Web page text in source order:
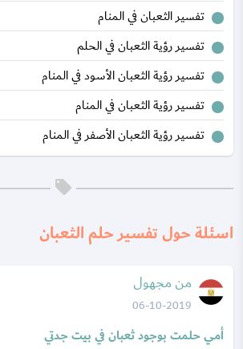
تفسير الثعبان في المنام
تفسير رؤية الثعبان في الحلم
تفسير رؤية الثعبان الأسود في المنام
تفسير رؤية الثعبان في المنام
تفسير رؤية الثعبان الأصفر في المنام
اسئلة حول تفسير حلم الثعبان
من مجهول
06-10-2019
أمي حلمت بوجود ثعبان في بيت جدتي